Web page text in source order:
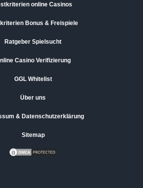
online Casinos
Bonus & Freispiele
Ratgeber Spielsucht
Casino Verifizierung
GGL Whitelist
Über uns
& Datenschutzerklärung
Sitemap